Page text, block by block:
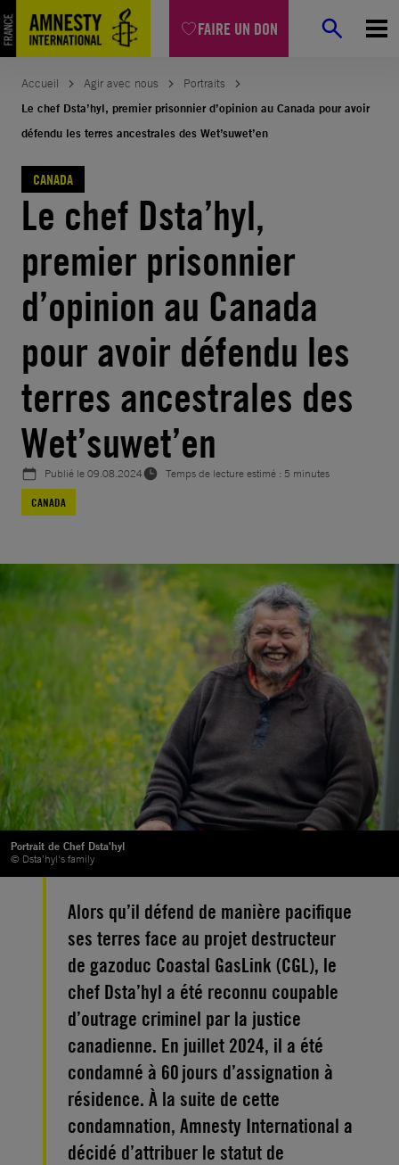
FAIRE UN DON
Aller
au
contenu
Accueil Agir avec nous
Portraits
Le chef Dsta’hyl, premier prisonnier d’opinion au Canada pour avoir
défendu les terres ancestrales des Wet’suwet’en
CANADA
Le chef Dsta’hyl,
premier prisonnier
d’opinion au Canada
pour avoir défendu les
terres ancestrales des
Wet’suwet’en
Publié le09.08.2024
Temps de lecture estimé : 5 minutes
CANADA
Portrait de Chef Dsta'hyl
© Dsta’hyl's family
Alors qu’il défend de manière pacifique
ses terres face au projet destructeur
de gazoduc Coastal GasLink (CGL), le
chef Dsta’hyl a été reconnu coupable
d’outrage criminel par la justice
canadienne. En juillet 2024, il a été
condamné à 60 jours d’assignation à
résidence. À la suite de cette
condamnation, Amnesty International a
décidé d’attribuer le statut de